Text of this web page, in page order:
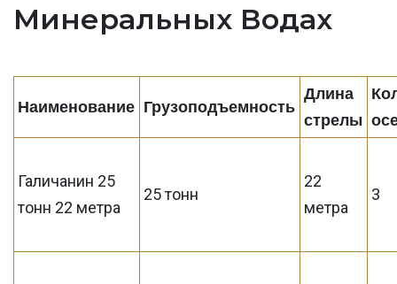
Минеральных Водах
Наименование Грузоподъемность
Длина
стрелы
Галичанин 25
тонн 22 метра
25 тонн
22
метра
3